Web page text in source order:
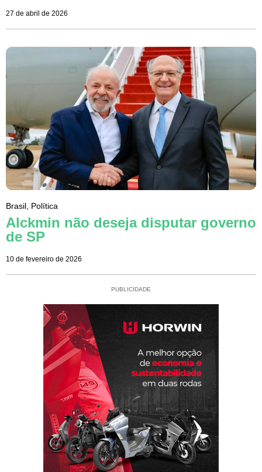
27 de abril de 2026
Brasil Política
Alckmin não deseja disputar governo
de SP
10 de fevereiro de 2026
PUBLICIDADE